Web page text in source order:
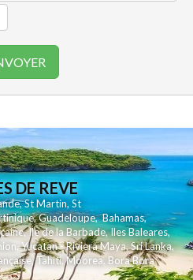
DE REVE
,St Martin,St
,Guadeloupe,Bahamas,
,Ile de la Barbade,Iles Baleares,
,Yucatan - Riviera Maya,Sri Lanka,
,Tahiti,Moorea, Bora Bora